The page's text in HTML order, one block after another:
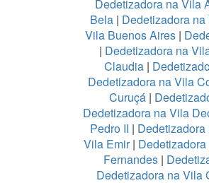
Dedetizadora na Vila
Bela| Dedetizadora
Vila Buenos Aires |
| Dedetizadora na
Claudia|
Dedetizadora na Vila
Curuçá |
Dedetizadora na Vila
Pedro II |
Vila Emir|
Fernandes |
Dedetizadora na Vila